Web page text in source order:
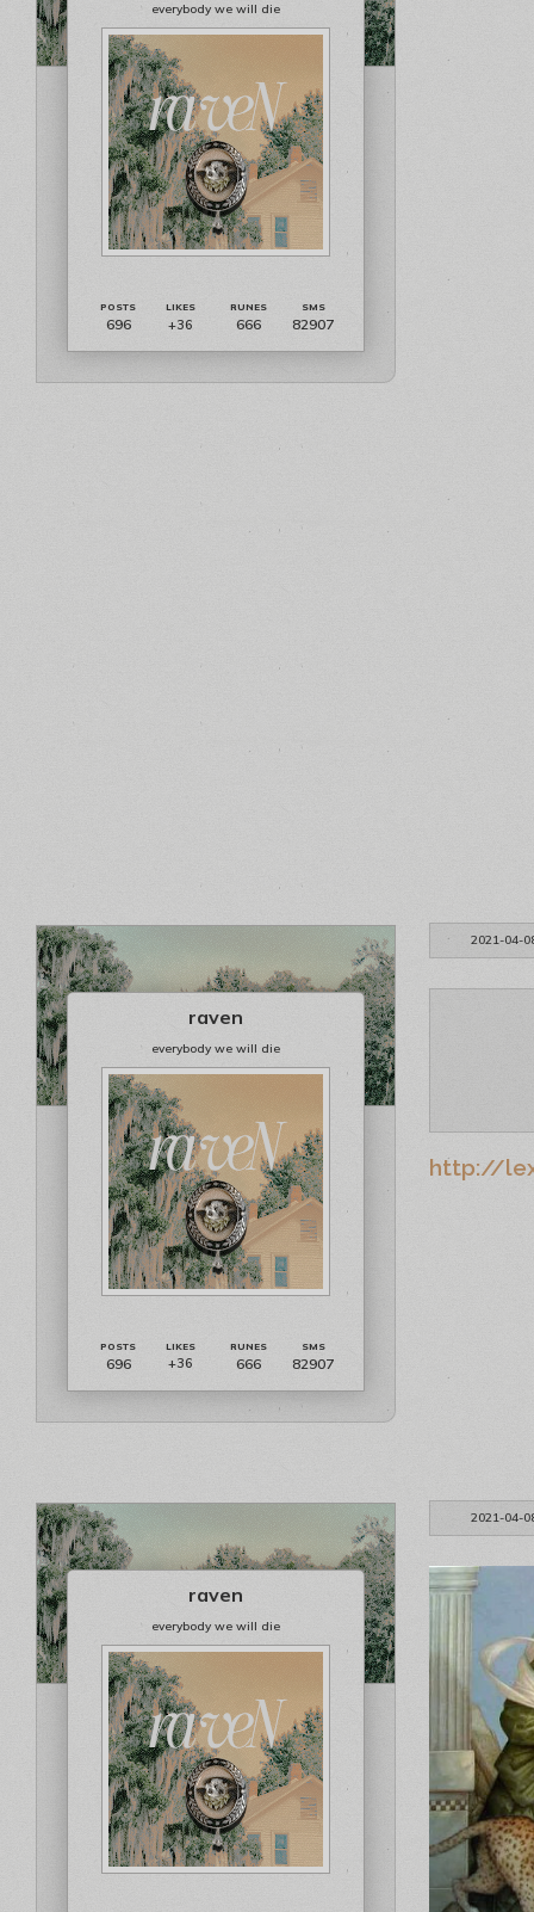
everybody we will die
696 +36 666 82907
2021-04-
raven
everybody we will die
696 +36 666 82907
http://
2021-04-
raven
everybody we will die